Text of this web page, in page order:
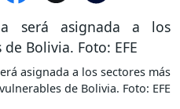
asignada a los sectores más
vulnerables de Bolivia. Foto: EFE